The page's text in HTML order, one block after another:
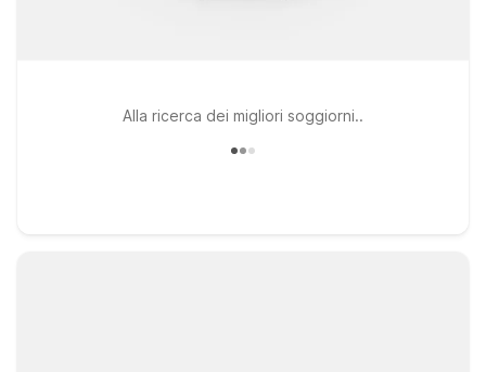
Alla ricerca dei migliori soggiorni..